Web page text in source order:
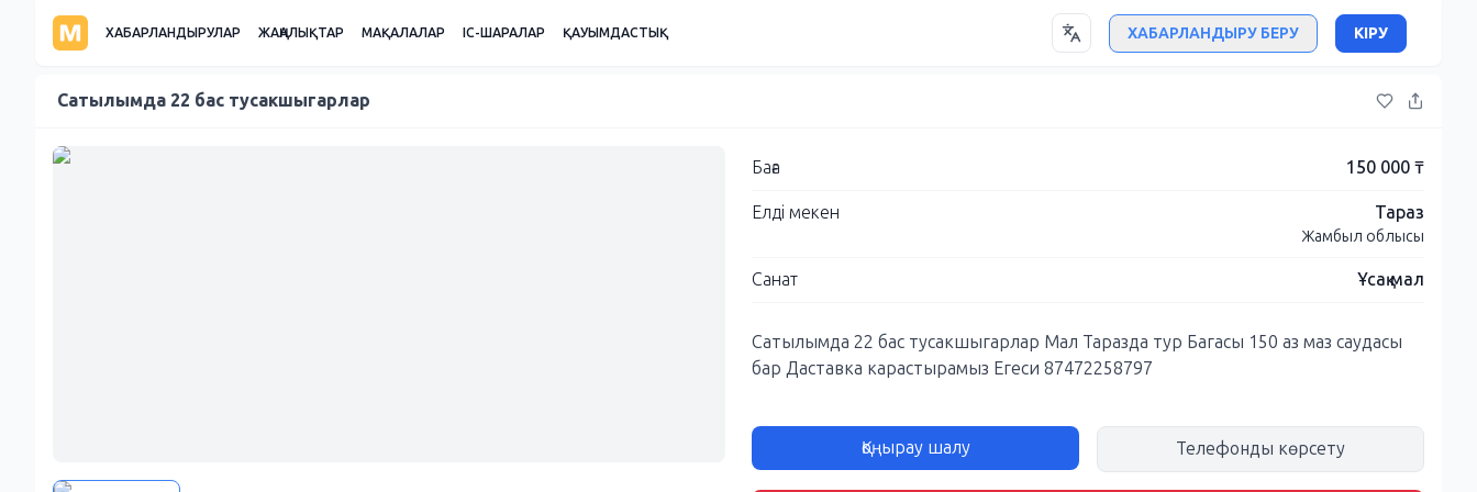
ХАБАРЛАНДЫРУЛАР ЖАҢАЛЫҚТАР МАҚАЛАЛАР ІС-ШАРАЛАР ҚАУЫМДАСТЫҚ ХАБАРЛАНДЫРУ БЕРУ КІРУ
Сатылымда 22 бас тусакшыгарлар
Баға 150 000 ₸
Елді мекен Тараз
Жамбыл облысы
Санат Ұсақ мал
Сатылымда 22 бас тусакшыгарлар Мал Таразда тур Багасы 150 аз маз саудасы
бар Даставка карастырамыз Егеси 87472258797
Қоңырау шалу Телефонды көрсету